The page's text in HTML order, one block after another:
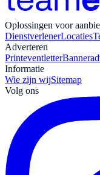
Oplossingen voor
DienstverlenerLocaties
Adverteren
Printeventletter
Informatie
Wie zijn wijSitemap
Volg ons